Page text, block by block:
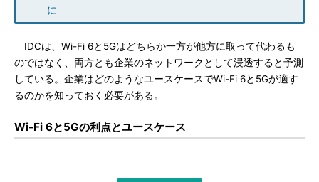
に
IDCは、Wi-Fi 6と5Gはどちらか一方が他方に取って代わるも
のではなく、両方とも企業のネットワークとして浸透すると予測
している。企業はどのようなユースケースでWi-Fi 6と5Gが適す
るのかを知っておく必要がある。
Wi-Fi 6と5Gの利点とユースケース